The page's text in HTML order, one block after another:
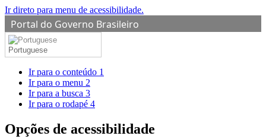
Ir direto para menu de acessibilidade.
Portal do Governo Brasileiro
Portuguese
Ir para o conteúdo 1
Ir para o menu 2
Ir para a busca 3
Ir para o rodapé 4
Opções de acessibilidade